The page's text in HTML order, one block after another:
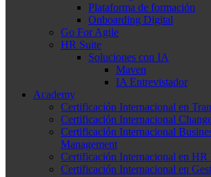
Plataforma de formación
Onboarding Digital
Go For Agile
HR Suite
Soluciones con IA
Maven
IA Entrevistador
Academy
Certificación Internacional en
Certificación Internacional
Certificación Internacional
Management
Certificación Internacional en HR
Certificación Internacional en